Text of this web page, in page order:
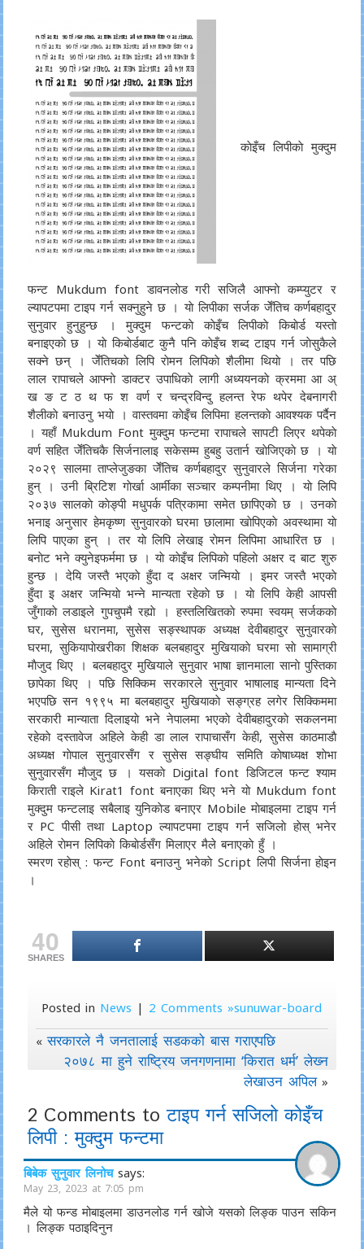
काेइँच लिपीकाे मुक्दुम
फन्ट Mukdum font डावनलाेड गरी सजिलै आफ्नाे कम्प्युटर र
ल्यापटपमा टाइप गर्न सक्नुहुने छ । याे लिपीका सर्जक जेँतिच कर्णबहादुर
सुनुवार हुनुहुन्छ । मुक्दुम फन्टकाे काेइँच लिपीकाे किबाेर्ड यस्ताे
बनाइएकाे छ । याे किबाेर्डबाट कुनै पनि काेइँच शब्द टाइप गर्न जाेसुकैले
सक्ने छन् । जेँतिचकाे लिपि राेमन लिपिकाे शैलीमा थियाे । तर पछि
लाल रापाचले आफ्नाे डाक्टर उपाधिकाे लागी अध्ययनकाे क्रममा आ अ्
ख ङ ट ठ थ फ श वर्ण र चन्द्रविन्दु हलन्त रेफ थपेर देबनागरी
शैलीकाे बनाउनु भयाे । वास्तवमा काेइँच लिपिमा हलन्तकाे आवश्यक पर्दैन
। यहाँ Mukdum Font मुक्दुम फन्टमा रापाचले सापटी लिएर थपेकाे
वर्ण सहित जेँतिचकै सिर्जनालाइ सकेसम्म हुबहु उतार्न खाेजिएकाे छ । याे
२०२९ सालमा ताप्लेजुङका जेँतिच कर्णबहादुर सुनुवारले सिर्जना गरेका
हुन् । उनी ब्रिटिश गाेर्खा आर्मीका सञ्चार कम्पनीमा थिए । याे लिपि
२०३७ सालकाे काेङ्पी मधुपर्क पत्रिकामा समेत छापिएकाे छ । उनकाे
भनाइ अनुसार हेमकृष्ण सुनुवारकाे घरमा छालामा खाेपिएकाे अवस्थामा याे
लिपि पाएका हुन् । तर याे लिपि लेखाइ राेमन लिपिमा आधारित छ ।
बनाेट भने क्युनेइफर्ममा छ । याे काेइँच लिपिकाे पहिलाे अक्षर द बाट शुरु
हुन्छ । देयि जस्तै भएकाे हुँदा द अक्षर जन्मियाे । इमर जस्तै भएकाे
हुँदा इ अक्षर जन्मियाे भन्ने मान्यता रहेकाे छ । याे लिपि केही आपसी
जुँगाकाे लडाइले गुपचुपमै रह्याे । हस्तलिखितकाे रुपमा स्वयम् सर्जककाे
घर, सुसेस धरानमा, सुसेस सङ्स्थापक अध्यक्ष देवीबहादुर सुनुवारकाे
घरमा, सुकियापाेखरीका शिक्षक बलबहादुर मुखियाकाे घरमा साे सामाग्री
माैजुद थिए । बलबहादुर मुखियाले सुनुवार भाषा ज्ञानमाला सानाे पुस्तिका
छापेका थिए । पछि सिक्किम सरकारले सुनुवार भाषालाइ मान्यता दिने
भएपछि सन १९९५ मा बलबहादुर मुखियाकाे सङ्ग्रह लगेर सिक्किममा
सरकारी मान्याता दिलाइयाे भने नेपालमा भएकाे देवीबहादुरकाे स‌कलनमा
रहेकाे दस्तावेज अहिले केही डा लाल रापाचासँग केही, सुसेस काठमाडाै‌‌
अध्यक्ष गाेपाल सुनुवारसँग र सुसेस सङ्घीय समिति काेषाध्यक्ष शाेभा
सुनुवारसँग माैजुद छ ।‍ यसकाे Digital font डिजिटल फन्ट श्याम
किराती राइले Kirat1 font बनाएका थिए भने याे Mukdum font
मुक्दुम फन्टलाइ सबैलाइ युनिकाेड बनाएर Mobile माेबाइलमा टाइप गर्न
र PC पीसी तथा Laptop ल्यापटपमा टाइप गर्न सजिलाे हाेस् भनेर
अहिले राेमन लिपिकाे किबाेर्डसँग मिलाएर मैले बनाएकाे हुँ ।
स्मरण रहाेस् : फन्ट Font बनाउनु भनेकाे Script लिपी सिर्जना हाेइन
।
40
SHARES
Posted in News | 2 Comments »sunuwar-board
«सरकारले नै जनतालाई सडकको बास गराएपछि
२०७८ मा हुने राष्ट्रिय जनगणनामा ‘किरात धर्म’ लेख्‍न
लेखाउन अपिल»
2 Comments toटाइप गर्न सजिलाे काेइँच
लिपी : मुक्दुम फन्टमा
बिबेक सुनुवार लिनोच says:
May 23, 2023 at 7:05 pm
मैले यो फन्ड मोबाइलमा डाउनल‍ोड गर्न खोजे यसको लिङ्क पाउन सकिन
। लिङ्क पठाइदिनुन